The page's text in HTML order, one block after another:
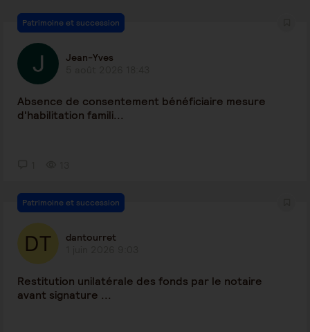
Patrimoine et succession
Jean-Yves
Absence de consentement bénéficiaire mesure
d'habilitation famili...
Patrimoine et succession
dantourret
Restitution unilatérale des fonds par le notaire
avant signature ...